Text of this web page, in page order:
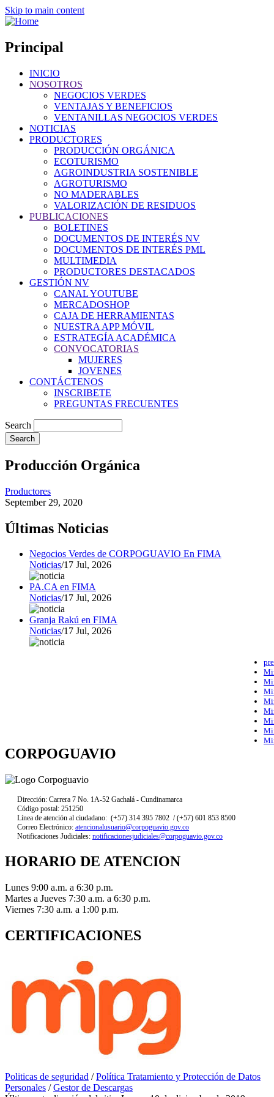
Skip to main content
Principal
INICIO
NOSOTROS
NEGOCIOS VERDES
VENTAJAS Y BENEFICIOS
VENTANILLAS NEGOCIOS VERDES
NOTICIAS
PRODUCTORES
PRODUCCIÓN ORGÁNICA
ECOTURISMO
AGROINDUSTRIA SOSTENIBLE
AGROTURISMO
NO MADERABLES
VALORIZACIÓN DE RESIDUOS
PUBLICACIONES
BOLETINES
DOCUMENTOS DE INTERÉS NV
DOCUMENTOS DE INTERÉS PML
MULTIMEDIA
PRODUCTORES DESTACADOS
GESTIÓN NV
CANAL YOUTUBE
MERCADOSHOP
CAJA DE HERRAMIENTAS
NUESTRA APP MÓVIL
ESTRATEGÍA ACADÉMICA
CONVOCATORIAS
MUJERES
JOVENES
CONTÁCTENOS
INSCRIBETE
PREGUNTAS FRECUENTES
Search
Producción Orgánica
Productores
September 29, 2020
Últimas Noticias
Negocios Verdes de CORPOGUAVIO En FIMA
Noticias/17 Jul, 2026
PA.CA en FIMA
Noticias/17 Jul, 2026
Granja Rakú en FIMA
Noticias/17 Jul, 2026
CORPOGUAVIO
Dirección: Carrera 7 No. 1A-52 Gachalá - Cundinamarca
Código postal: 251250
Línea de atención al ciudadano: (+57) 314 395 7802 / (+57) 601 853 8500
Correo Electrónico: atencionalusuario@corpoguavio.gov.co
Notificaciones Judiciales: notificacionesjudiciales@corpoguavio.gov.co
HORARIO DE ATENCION
Lunes 9:00 a.m. a 6:30 p.m.
Martes a Jueves 7:30 a.m. a 6:30 p.m.
Viernes 7:30 a.m. a 1:00 p.m.
CERTIFICACIONES
Politicas de seguridad /Política Tratamiento y Protección de Datos
Personales /Gestor de Descargas